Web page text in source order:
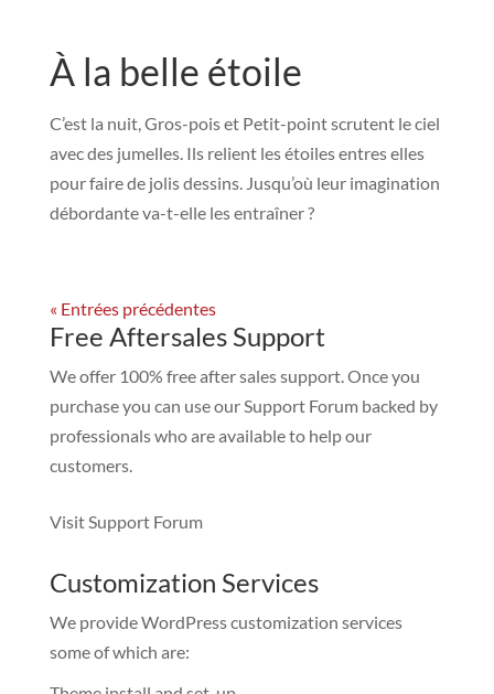
À la belle étoile
C’est la nuit, Gros-pois et Petit-point scrutent le ciel
avec des jumelles. Ils relient les étoiles entres elles
pour faire de jolis dessins. Jusqu’où leur imagination
débordante va-t-elle les entraîner ?
« Entrées précédentes
Free Aftersales Support
We offer 100% free after sales support. Once you
purchase you can use ourSupport Forumbacked by
professionals who are available to help our
customers.
Visit Support Forum
Customization Services
We provide WordPress customization services
some of which are: